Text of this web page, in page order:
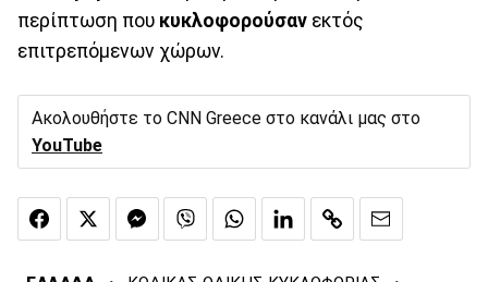
περίπτωση που κυκλοφορούσαν εκτός
επιτρεπόμενων χώρων.
Ακολουθήστε το CNN Greece στο κανάλι μας στο
YouTube